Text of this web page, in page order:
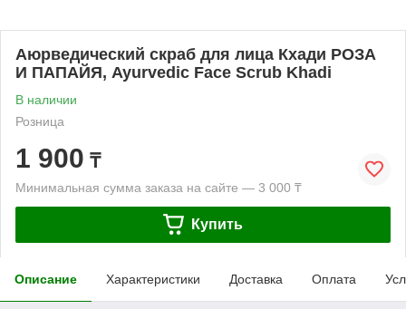
Аюрведический скраб для лица Кхади РОЗА
И ПАПАЙЯ, Ayurvedic Face Scrub Khadi
В наличии
Розница
1 900 ₸
Минимальная сумма заказа на сайте — 3 000 ₸
Купить
Описание Характеристики Доставка Оплата